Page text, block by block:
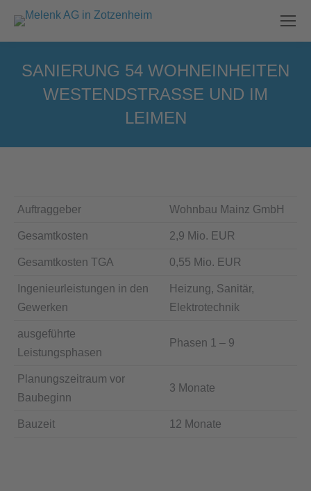
SANIERUNG 54 WOHNEINHEITEN
WESTENDSTRASSE UND IM L
EIMEN
Auftraggeber Wohnbau Mainz GmbH
Gesamtkosten 2,9 Mio. EUR
Gesamtkosten TGA 0,55 Mio. EUR
Ingenieurleistungen in den
Gewerken
Heizung, Sanitär,
Elektrotechnik
ausgeführte
Leistungsphasen
Phasen 1 – 9
Planungszeitraum vor
Baubeginn
3 Monate
Bauzeit 12 Monate